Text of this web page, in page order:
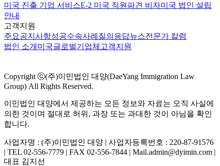
미국 진출 기업 서비스E-2 미국 직원파견 비자미국 법인 설립
안내
고객지원
주요공지사항성공수속사례 질의응답뉴스전문가 칼럼
법인 소개 미국글로벌기업체 고객지원
Copyright ⓒ(주)이민법인 대양(DaeYang Immigration Law
Group) All Rights Reserved.
이민법인 대양에서 제공하는 모든 정보와 자료는 오직 사실에
의한 것이며 절대로 허위, 과장 또는 과대한 것이 아님을 확인
합니다.
사업자명 : (주)이민법인 대양 | 사업자등록번호 : 220-87-91576
| TEL 02-556-7779 | FAX 02-556-7844 | Mail.admin@dyimin.com |
대표 김지선